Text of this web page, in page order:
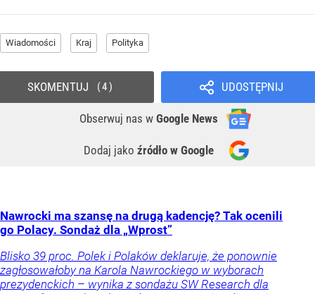
Wiadomości Kraj Polityka
UDOSTĘPNIJ
Obserwuj nas w Google News
Dodaj jako źródło w Google
SKOMENTUJ 4
Nawrocki ma szansę na drugą kadencję? Tak ocenili
go Polacy. Sondaż dla „Wprost”
Blisko 39 proc. Polek i Polaków deklaruje, że ponownie
zagłosowałoby na Karola Nawrockiego w wyborach
prezydenckich – wynika z sondażu SW Research dla